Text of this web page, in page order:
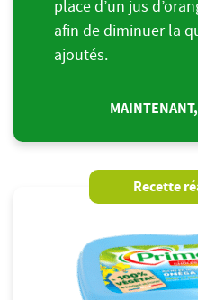
place d’un jus
afin de diminuer la
ajoutés.
Recette